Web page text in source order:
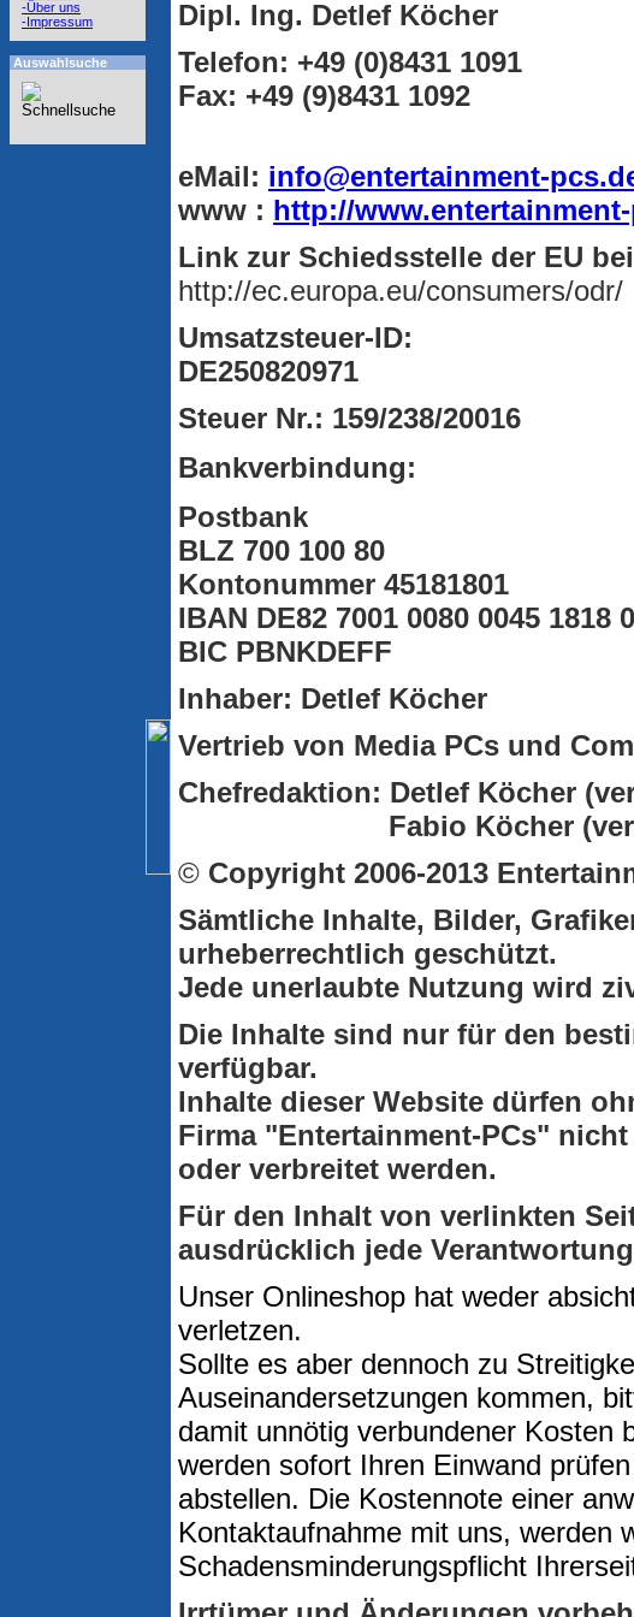
-Über uns
-Impressum
Auswahlsuche
Dipl. Ing. Detlef Köcher
Telefon: +49 (0)8431 1091
Fax: +49 (9)8431 1092
eMail: info@entertainment-
www : http://
Link zur Schiedsstelle der EU
http://ec.europa.eu/consumers/odr/
Umsatzsteuer-ID:
DE250820971
Steuer Nr.: 159/238/20016
Bankverbindung:
Postbank
BLZ 700 100 80
Kontonummer 45181801
IBAN DE82 7001 0080 0045 1818
BIC PBNKDEFF
Inhaber: Detlef Köcher
Vertrieb von Media PCs und
Chefredaktion: Detlef Köcher
Fabio Köcher
© Copyright 2006-2013
Sämtliche Inhalte, Bilder,
urheberrechtlich geschützt.
Jede unerlaubte Nutzung wird
Die Inhalte sind nur für den
verfügbar.
Inhalte dieser Website dürfen
Firma "Entertainment-PCs"
oder verbreitet werden.
Für den Inhalt von verlinkten
ausdrücklich jede
Unser Onlineshop hat weder
verletzen.
Sollte es aber dennoch zu
Auseinandersetzungen kommen,
damit unnötig verbundener Kosten
werden sofort Ihren Einwand
abstellen. Die Kostennote einer
Kontaktaufnahme mit uns, werden
Schadensminderungspflicht